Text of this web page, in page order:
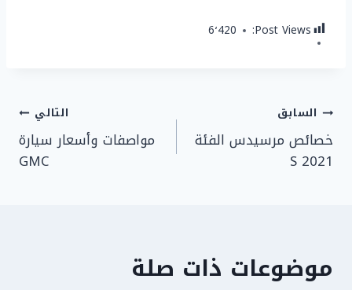
Post Views: 6٬420
تصفّح
المقالات
السابق
خصائص مرسيدس الفئة
S 2021
التالي
مواصفات وأسعار سيارة
GMC
موضوعات ذات صلة